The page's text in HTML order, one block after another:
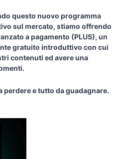
questo nuovo programma
sul mercato, stiamo offrendo
a pagamento (PLUS), un
gratuito introduttivo con cui
contenuti ed avere una
perdere e tutto da guadagnare.